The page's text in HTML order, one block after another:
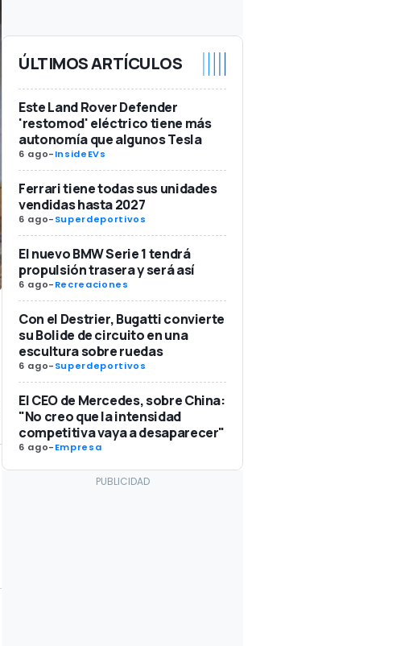
ÚLTIMOS ARTÍCULOS
Este Land Rover Defender
'restomod' eléctrico tiene más
autonomía que algunos Tesla
6 ago-InsideEVs
Ferrari tiene todas sus unidades
vendidas hasta 2027
6 ago-Superdeportivos
El nuevo BMW Serie 1 tendrá
propulsión trasera y será así
6 ago-Recreaciones
Con el Destrier, Bugatti convierte
su Bolide de circuito en una
escultura sobre ruedas
6 ago-Superdeportivos
El CEO de Mercedes, sobre China:
"No creo que la intensidad
competitiva vaya a desaparecer"
6 ago-Empresa